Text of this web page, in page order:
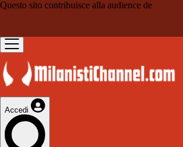
Questo sito contribuisce alla audience de
Accedi